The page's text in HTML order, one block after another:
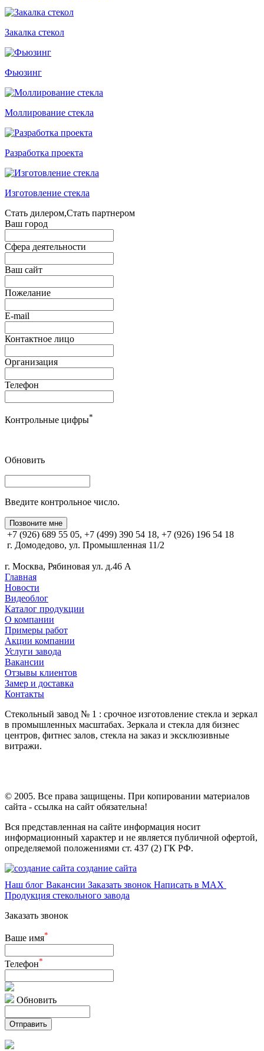
Закалка стекол
Фьюзинг
Моллирование стекла
Разработка проекта
Изготовление стекла
Стать дилером,Стать партнером
Ваш город
Сфера деятельности
Ваш сайт
Пожелание
E-mail
Контактное лицо
Организация
Телефон
Контрольные цифры*
Обновить
Введите контрольное число.
Позвоните мне
+7 (926) 689 55 05, +7 (499) 390 54 18, +7 (926) 196 54 18
г. Домодедово, ул. Промышленная 11/2
г. Москва, Рябиновая ул. д.46 А
Главная
Новости
Видеоблог
Каталог продукции
О компании
Примеры работ
Акции компании
Услуги завода
Вакансии
Отзывы клиентов
Замер и доставка
Контакты
Стекольный завод № 1 : срочное изготовление стекла и зеркал
в промышленных масштабах. Зеркала и стекла для бизнес
центров, фитнес залов, стекла на заказ и эксклюзивные
витражи.
© 2005. Все права защищены. При копировании материалов
сайта - ссылка на сайт обязательна!
Вся представленная на сайте информация носит
информационный характер и не является публичной офертой,
определяемой положениями ст. 437 (2) ГК РФ.
создание сайта
Наш блог Вакансии Заказать звонок Написать в MAX
Продукция стекольного завода
Заказать звонок
Ваше имя*
Телефон*
Обновить